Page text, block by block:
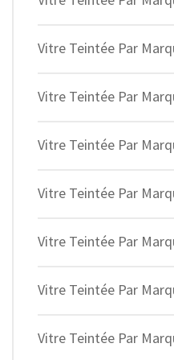
Vitre Teintée Par
Vitre Teintée Par
Vitre Teintée Par
Vitre Teintée Par
Vitre Teintée Par
Vitre Teintée Par
Vitre Teintée Par